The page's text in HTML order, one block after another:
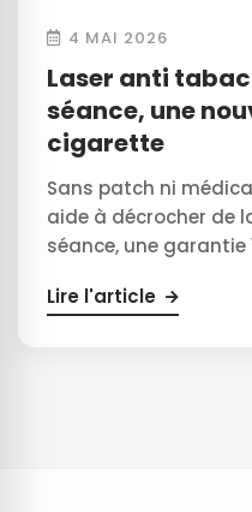
4 MAI 2026
Laser anti tabac
séance, une
cigarette
Sans patch ni
aide à décrocher de
séance, une garantie
Lire l'article